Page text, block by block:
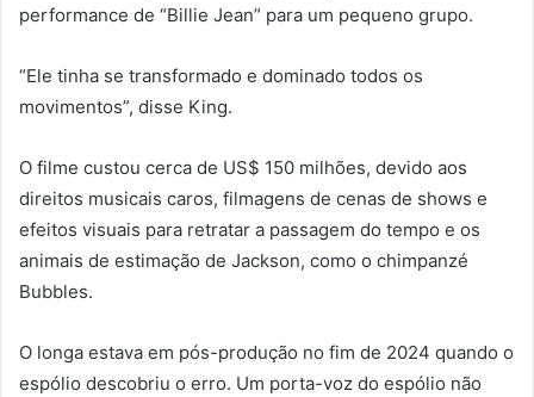
performance de “Billie Jean” para um pequeno grupo.
“Ele tinha se transformado e dominado todos os
movimentos”, disse King.
O filme custou cerca de US$ 150 milhões, devido aos
direitos musicais caros, filmagens de cenas de shows e
efeitos visuais para retratar a passagem do tempo e os
animais de estimação de Jackson, como o chimpanzé
Bubbles.
O longa estava em pós-produção no fim de 2024 quando o
espólio descobriu o erro. Um porta-voz do espólio não